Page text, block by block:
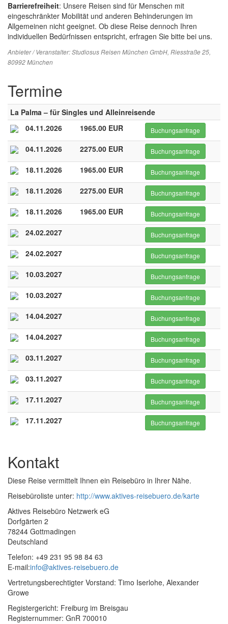
Barrierefreiheit: Unsere Reisen sind für Menschen mit
eingeschränkter Mobilität und anderen Behinderungen im
Allgemeinen nicht geeignet. Ob diese Reise dennoch Ihren
individuellen Bedürfnissen entspricht, erfragen Sie bitte bei uns.
Anbieter / Veranstalter:Studiosus Reisen München GmbH, Riesstraße 25,
80992 München
Termine
La Palma – für Singles und Alleinreisende
04.11.2026
1965.00 EUR Buchungsanfrage
04.11.2026 2275.00 EUR Buchungsanfrage
18.11.2026 1965.00 EUR Buchungsanfrage
18.11.2026 2275.00 EUR Buchungsanfrage
18.11.2026 1965.00 EUR Buchungsanfrage
24.02.2027 Buchungsanfrage
24.02.2027 Buchungsanfrage
10.03.2027 Buchungsanfrage
10.03.2027 Buchungsanfrage
14.04.2027 Buchungsanfrage
14.04.2027 Buchungsanfrage
03.11.2027 Buchungsanfrage
03.11.2027 Buchungsanfrage
17.11.2027 Buchungsanfrage
17.11.2027 Buchungsanfrage
Kontakt
Diese Reise vermittelt Ihnen ein Reisebüro in Ihrer Nähe.
Reisebüroliste unter: http://www.aktives-reisebuero.de/karte
Aktives Reisebüro Netzwerk eG
Dorfgärten 2
78244 Gottmadingen
Deutschland
Telefon: +49 231 95 98 84 63
E-mail:info@aktives-reisebuero.de
Vertretungsberechtigter Vorstand: Timo Iserlohe, Alexander
Growe
Registergericht: Freiburg im Breisgau
Registernummer: GnR 700010